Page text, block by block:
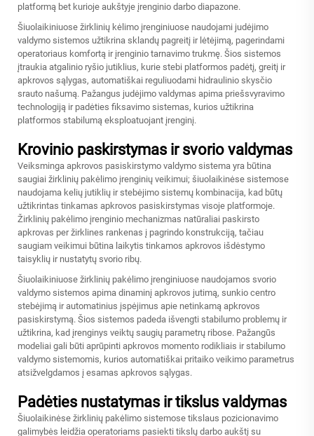
platformą bet kurioje aukštyje įrenginio darbo diapazone.
Šiuolaikiniuose žirklinių kėlimo įrenginiuose naudojami judėjimo
valdymo sistemos užtikrina sklandų pagreitį ir lėtėjimą, pagerindami
operatoriaus komfortą ir įrenginio tarnavimo trukmę. Šios sistemos
įtraukia atgalinio ryšio jutiklius, kurie stebi platformos padėtį, greitį ir
apkrovos sąlygas, automatiškai reguliuodami hidraulinio skysčio
srauto našumą. Pažangus judėjimo valdymas apima priešsvyravimo
technologiją ir padėties fiksavimo sistemas, kurios užtikrina
platformos stabilumą eksploatuojant įrenginį.
Krovinio paskirstymas ir svorio valdymas
Veiksminga apkrovos pasiskirstymo valdymo sistema yra būtina
saugiai žirklinių pakėlimo įrenginių veikimui; šiuolaikinėse sistemose
naudojama kelių jutiklių ir stebėjimo sistemų kombinacija, kad būtų
užtikrintas tinkamas apkrovos pasiskirstymas visoje platformoje.
Žirklinių pakėlimo įrenginio mechanizmas natūraliai paskirsto
apkrovas per žirklines rankenas į pagrindo konstrukciją, tačiau
saugiam veikimui būtina laikytis tinkamos apkrovos išdėstymo
taisyklių ir nustatytų svorio ribų.
Šiuolaikiniuose žirklinių pakėlimo įrenginiuose naudojamos svorio
valdymo sistemos apima dinaminį apkrovos jutimą, sunkio centro
stebėjimą ir automatinius įspėjimus apie netinkamą apkrovos
pasiskirstymą. Šios sistemos padeda išvengti stabilumo problemų ir
užtikrina, kad įrenginys veiktų saugių parametrų ribose. Pažangūs
modeliai gali būti aprūpinti apkrovos momento rodikliais ir stabilumo
valdymo sistemomis, kurios automatiškai pritaiko veikimo parametrus
atsižvelgdamos į esamas apkrovos sąlygas.
Padėties nustatymas ir tikslus valdymas
Šiuolaikinėse žirklinių pakėlimo sistemose tikslaus pozicionavimo
galimybės leidžia operatoriams pasiekti tikslų darbo aukštį su